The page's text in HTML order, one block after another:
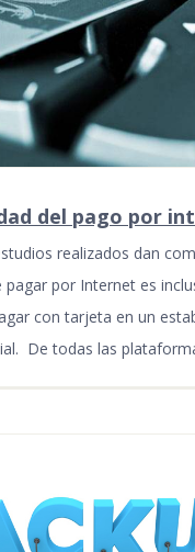
del pago por
realizados dan
pagar por Internet es
con tarjeta en un
De todas las